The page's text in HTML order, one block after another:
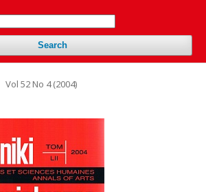
Search
Vol 52 No 4 (2004)